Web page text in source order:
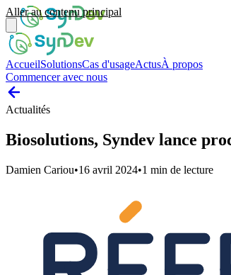
Aller au contenu principal
AccueilSolutionsCas d'usageActusÀ propos
Commencer avec nous
Actualités
Biosolutions, Syndev lance
Damien Cariou•16 avril 2024•1 min de lecture